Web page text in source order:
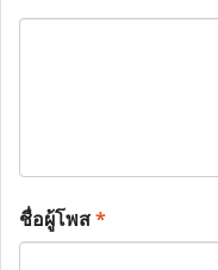
ชื่อผู้โพส*